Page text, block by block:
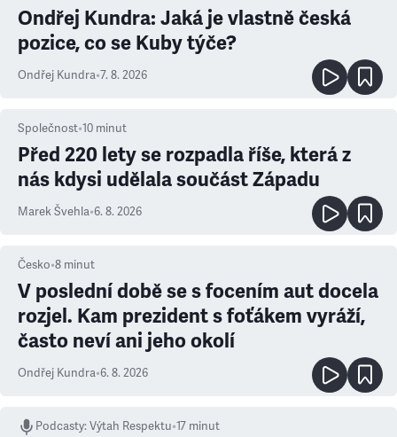
Ondřej Kundra: Jaká je vlastně česká
pozice, co se Kuby týče?
Ondřej Kundra•7. 8. 2026
Společnost•10 minut
Před 220 lety se rozpadla říše, která z
nás kdysi udělala součást Západu
Marek Švehla•6. 8. 2026
Česko•8 minut
V poslední době se s focením aut docela
rozjel. Kam prezident s foťákem vyráží,
často neví ani jeho okolí
Ondřej Kundra•6. 8. 2026
Podcasty:Výtah Respektu•17 minut